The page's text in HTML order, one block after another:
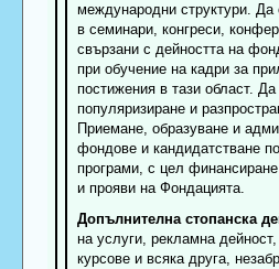
международни структури. Да
в семинари, конгреси,
свързани с дейността на
при обучение на кадри за
постижения в тази област.
популяризиране и
Приемане, образуване и
фондове и кандидатстване
програми, с цел
и прояви на Фондацията.
Допълнителна стопанска
на услуги, рекламна
курсове и всяка друга,